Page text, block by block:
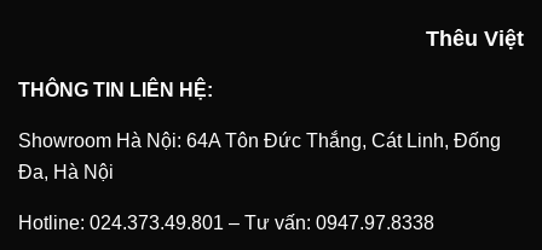
Thêu Việt
THÔNG TIN LIÊN HỆ:
Showroom Hà Nội: 64A Tôn Đức Thắng, Cát Linh, Đống
Đa, Hà Nội
Hotline: 024.373.49.801 – Tư vấn: 0947.97.8338